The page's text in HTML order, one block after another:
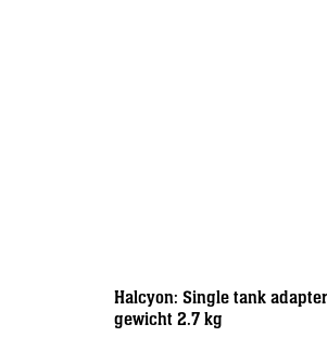
Halcyon: Single tank adapter
gewicht 2.7 kg